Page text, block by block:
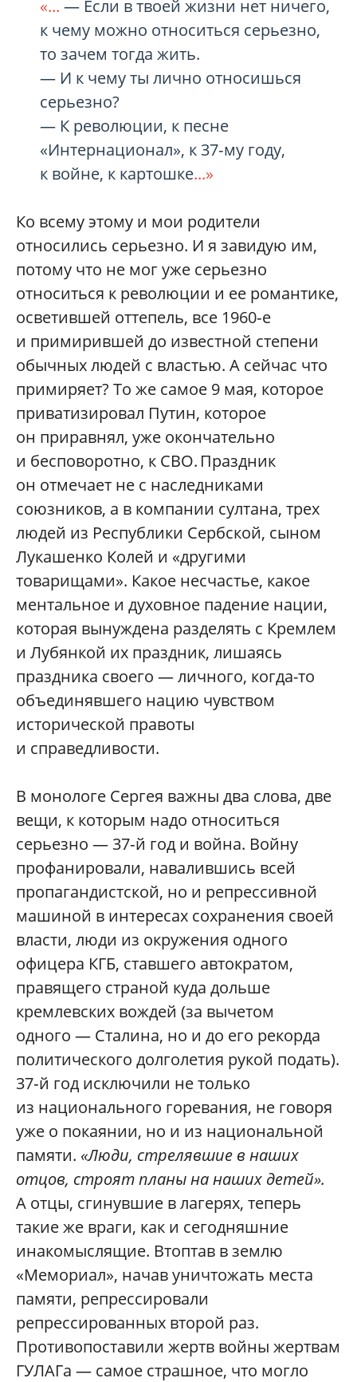
«... — Если в твоей жизни нет ничего,
к чему можно относиться серьезно,
то зачем тогда жить.
— И к чему ты лично относишься
серьезно?
— К революции, к песне
«Интернационал», к 37‑му году,
к войне, к картошке...»
Ко всему этому и мои родители
относились серьезно. И я завидую им,
потому что не мог уже серьезно
относиться к революции и ее романтике,
осветившей оттепель, все 1960‑е
и примирившей до известной степени
обычных людей с властью. А сейчас что
примиряет? То же самое 9 мая, которое
приватизировал Путин, которое
он приравнял, уже окончательно
и бесповоротно, к СВО. Праздник
он отмечает не с наследниками
союзников, а в компании султана, трех
людей из Республики Сербской, сыном
Лукашенко Колей и «другими
товарищами». Какое несчастье, какое
ментальное и духовное падение нации,
которая вынуждена разделять с Кремлем
и Лубянкой их праздник, лишаясь
праздника своего — личного, когда-то
объединявшего нацию чувством
исторической правоты
и справедливости.
В монологе Сергея важны два слова, две
вещи, к которым надо относиться
серьезно — 37‑й год и война. Войну
профанировали, навалившись всей
пропагандистской, но и репрессивной
машиной в интересах сохранения своей
власти, люди из окружения одного
офицера КГБ, ставшего автократом,
правящего страной куда дольше
кремлевских вождей (за вычетом
одного — Сталина, но и до его рекорда
политического долголетия рукой подать).
37‑й год исключили не только
из национального горевания, не говоря
уже о покаянии, но и из национальной
памяти. «Люди, стрелявшие в наших
отцов, строят планы на наших детей».
А отцы, сгинувшие в лагерях, теперь
такие же враги, как и сегодняшние
инакомыслящие. Втоптав в землю
«Мемориал», начав уничтожать места
памяти, репрессировали
репрессированных второй раз.
Противопоставили жертв войны жертвам
ГУЛАГа — самое страшное, что могло